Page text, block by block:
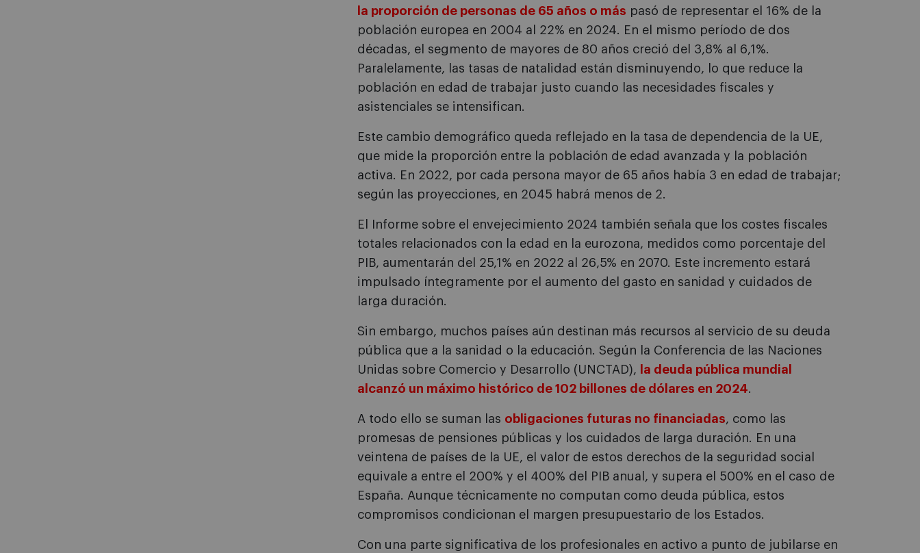
la proporción de personas de 65 años o más pasó de representar el 16% de la
población europea en 2004 al 22% en 2024. En el mismo período de dos
décadas, el segmento de mayores de 80 años creció del 3,8% al 6,1%.
Paralelamente, las tasas de natalidad están disminuyendo, lo que reduce la
población en edad de trabajar justo cuando las necesidades fiscales y
asistenciales se intensifican.
Este cambio demográfico queda reflejado en la tasa de dependencia de la UE,
que mide la proporción entre la población de edad avanzada y la población
activa. En 2022, por cada persona mayor de 65 años había 3 en edad de trabajar;
según las proyecciones, en 2045 habrá menos de 2.
El Informe sobre el envejecimiento 2024 también señala que los costes fiscales
totales relacionados con la edad en la eurozona, medidos como porcentaje del
PIB, aumentarán del 25,1% en 2022 al 26,5% en 2070. Este incremento estará
impulsado íntegramente por el aumento del gasto en sanidad y cuidados de
larga duración.
Sin embargo, muchos países aún destinan más recursos al servicio de su deuda
pública que a la sanidad o la educación. Según la Conferencia de las Naciones
Unidas sobre Comercio y Desarrollo (UNCTAD),
la deuda pública mundial
alcanzó un máximo histórico de 102 billones de dólares en 2024.
A todo ello se suman las obligaciones futuras no financiadas, como las
promesas de pensiones públicas y los cuidados de larga duración. En una
veintena de países de la UE, el valor de estos derechos de la seguridad social
equivale a entre el 200% y el 400% del PIB anual, y supera el 500% en el caso de
España. Aunque técnicamente no computan como deuda pública, estos
compromisos condicionan el margen presupuestario de los Estados.
Con una parte significativa de los profesionales en activo a punto de jubilarse en